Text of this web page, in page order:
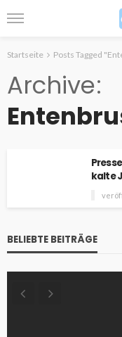
Startseite Posts Tagged
Archive
kalte
BELIEBTE BEITRÄGE